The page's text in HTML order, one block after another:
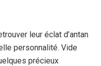
leur éclat d’antan
personnalité. Vide
précieux